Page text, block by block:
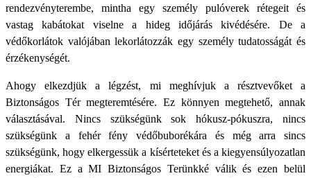
rendezvényterembe, mintha egy személy pulóverek rétegeit és
vastag kabátokat viselne a hideg időjárás kivédésére. De a
védőkorlátok valójában lekorlátozzák egy személy tudatosságát és
érzékenységét.
Ahogy elkezdjük a légzést, mi meghívjuk a résztvevőket a
Biztonságos Tér megteremtésére. Ez könnyen megtehető, annak
választásával. Nincs szükségünk sok hókusz-pókuszra, nincs
szükségünk a fehér fény védőbuborékára és még arra sincs
szükségünk, hogy elkergessük a kísérteteket és a kiegyensúlyozatlan
energiákat. Ez a MI Biztonságos Terünkké válik és ezen belül